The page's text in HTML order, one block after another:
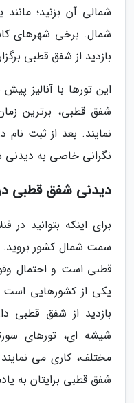
شمالی آن بزنید؛
شمال. برخی شهرهای
بازدید از شفق قطبی
این تورها با آنالیز
شفق قطبی، برترین
نمایند. بعد از ثبت
نگرانی خاصی به
دیدنی شفق قطبی در
برای اینکه بتوانید در
سمت شمال کشور بروید.
قطبی است و احتمال
یکی از کشورهایی
بازدید از شفق قطبی
شیشه ای، تورهای
مختلف، کاری می
شفق قطبی برایتان به